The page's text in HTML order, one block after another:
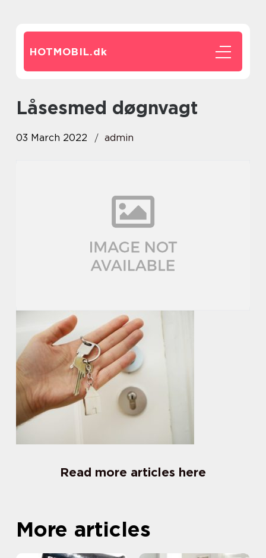
HOTMOBIL.dk
låsesmed døgnvagt
03 March 2022 admin
Read more articles here
More articles